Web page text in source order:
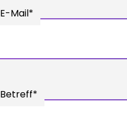
E-Mail*
Betreff*